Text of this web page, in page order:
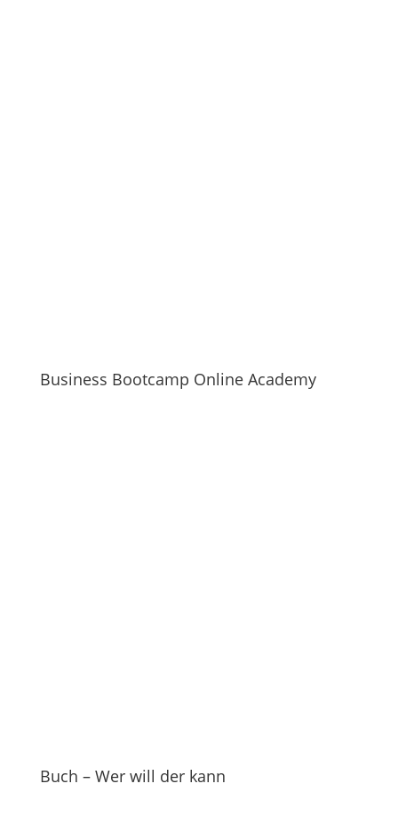
Business Bootcamp Online Academy
Buch – Wer will der kann